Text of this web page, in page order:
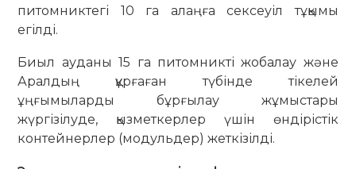
питомниктегі 10 га алаңға сексеуіл тұқымы
егілді.
Биыл ауданы 15 га питомникті жобалау және
Аралдың құрғаған түбінде тікелей
ұңғымыларды бұрғылау жұмыстары
жүргізілуде, қызметкерлер үшін өндірістік
контейнерлер (модульдер) жеткізілді.